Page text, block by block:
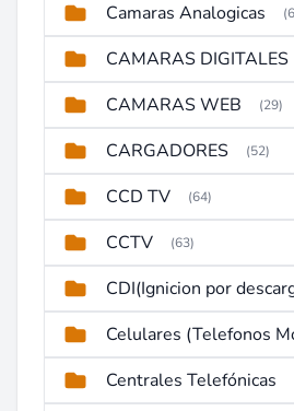
Camaras Analogicas
CAMARAS DIGITALES
CAMARAS WEB (29)
CARGADORES (52)
CCD TV (64)
CCTV (63)
Celulares (Telefonos
Centrales Telefónicas